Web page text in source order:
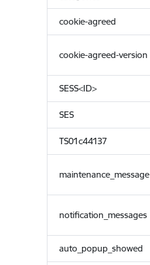
cookie-agreed
cookie-agreed-version
SESS<ID>
SES
TS01c44137
maintenance_message
notification_messages
auto_popup_showed